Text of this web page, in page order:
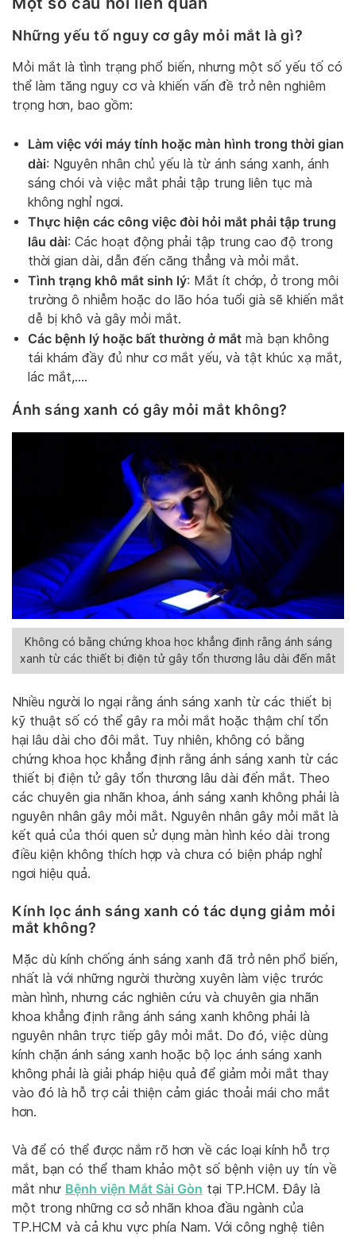
Những yếu tố nguy cơ gây mỏi mắt là gì?
Mỏi mắt là tình trạng phổ biến, nhưng một số yếu tố có
thể làm tăng nguy cơ và khiến vấn đề trở nên nghiêm
trọng hơn, bao gồm:
Làm việc với máy tính hoặc màn hình trong thời gian
dài: Nguyên nhân chủ yếu là từ ánh sáng xanh, ánh
sáng chói và việc mắt phải tập trung liên tục mà
không nghỉ ngơi.
Thực hiện các công việc đòi hỏi mắt phải tập trung
lâu dài: Các hoạt động phải tập trung cao độ trong
thời gian dài, dẫn đến căng thẳng và mỏi mắt.
Tình trạng khô mắt sinh lý: Mắt ít chớp, ở trong môi
trường ô nhiễm hoặc do lão hóa tuổi già sẽ khiến mắt
dễ bị khô và gây mỏi mắt.
Các bệnh lý hoặc bất thường ở mắt mà bạn không
tái khám đầy đủ như cơ mắt yếu, và tật khúc xạ mắt,
lác mắt,….
Ánh sáng xanh có gây mỏi mắt không?
Không có bằng chứng khoa học khẳng định rằng ánh sáng
xanh từ các thiết bị điện tử gây tổn thương lâu dài đến mắt
Nhiều người lo ngại rằng ánh sáng xanh từ các thiết bị
kỹ thuật số có thể gây ra mỏi mắt hoặc thậm chí tổn
hại lâu dài cho đôi mắt. Tuy nhiên, không có bằng
chứng khoa học khẳng định rằng ánh sáng xanh từ các
thiết bị điện tử gây tổn thương lâu dài đến mắt. Theo
các chuyên gia nhãn khoa, ánh sáng xanh không phải là
nguyên nhân gây mỏi mắt. Nguyên nhân gây mỏi mắt là
kết quả của thói quen sử dụng màn hình kéo dài trong
điều kiện không thích hợp và chưa có biện pháp nghỉ
ngơi hiệu quả.
Kính lọc ánh sáng xanh có tác dụng giảm mỏi
mắt không?
Mặc dù kính chống ánh sáng xanh đã trở nên phổ biến,
nhất là với những người thường xuyên làm việc trước
màn hình, nhưng các nghiên cứu và chuyên gia nhãn
khoa khẳng định rằng ánh sáng xanh không phải là
nguyên nhân trực tiếp gây mỏi mắt. Do đó, việc dùng
kính chặn ánh sáng xanh hoặc bộ lọc ánh sáng xanh
không phải là giải pháp hiệu quả để giảm mỏi mắt thay
vào đó là hỗ trợ cải thiện cảm giác thoải mái cho mắt
hơn.
Và để có thể được nắm rõ hơn về các loại kính hỗ trợ
mắt, bạn có thể tham khảo một số bệnh viện uy tín về
mắt như Bệnh viện Mắt Sài Gòn tại TP.HCM. Đây là
một trong những cơ sở nhãn khoa đầu ngành của
TP.HCM và cả khu vực phía Nam. Với công nghệ tiên